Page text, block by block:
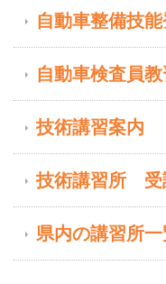
自動車整備技
自動車検査員
技術講習案内
技術講習所 受
県内の講習所